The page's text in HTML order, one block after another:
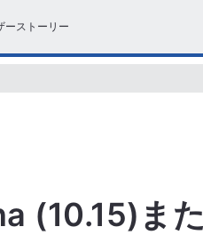
ーストーリー
(10.15)ま